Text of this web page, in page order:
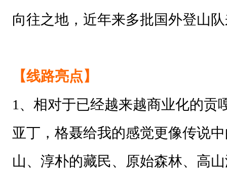
向往之地，近年来多批国外登山
【线路亮点】
1、相对于已经越来越商业化的贡
亚丁，格聂给我的感觉更像传说
山、淳朴的藏民、原始森林、高